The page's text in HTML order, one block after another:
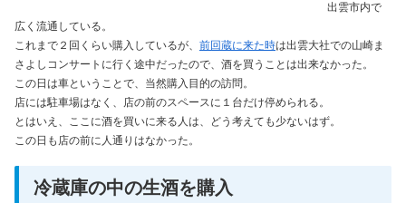
出雲市内で
広く流通している。
これまで２回くらい購入しているが、 前回蔵に来た時は出雲大社での山崎ま
さよしコンサートに行く途中だったので、酒を買うことは出来なかった。
この日は車ということで、当然購入目的の訪問。
店には駐車場はなく、店の前のスペースに１台だけ停められる。
とはいえ、ここに酒を買いに来る人は、どう考えても少ないはず。
この日も店の前に人通りはなかった。
冷蔵庫の中の生酒を購入